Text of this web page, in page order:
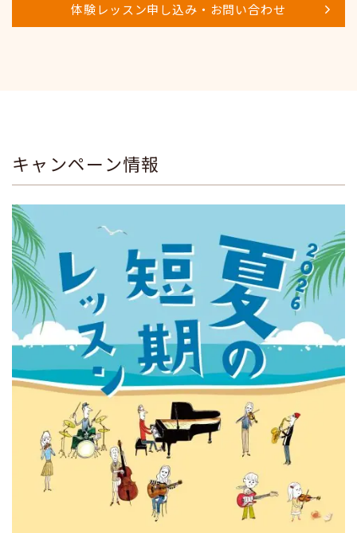
体験レッスン申し込み・お問い合わせ
キャンペーン情報